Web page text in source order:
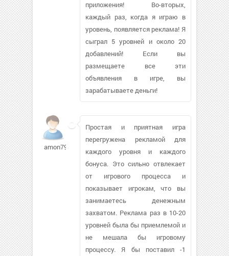
приложения! Во-вторых,
каждый раз, когда я играю в
уровень, появляется реклама! Я
сыграл 5 уровней и около 20
добавлений! Если вы
размещаете все эти
объявления в игре, вы
зарабатываете деньги!
amon79
Простая и приятная игра
перегружена рекламой для
каждого уровня и каждого
бонуса. Это сильно отвлекает
от игрового процесса и
показывает игрокам, что вы
занимаетесь денежным
захватом. Реклама раз в 10-20
уровней была бы приемлемой и
не мешала бы игровому
процессу. Я бы поставил -1